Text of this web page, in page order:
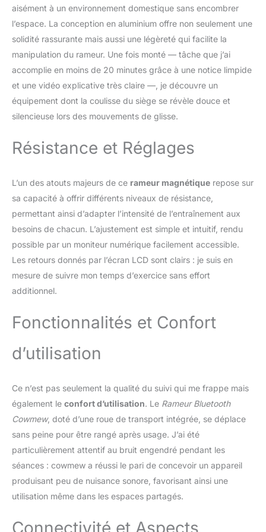
une stabilité accrues. Avec une capacité de
charge allant jusqu'à 158 kg et une longueur
de rail de 165 cm, il convient aux personnes
mesurant jusqu'à 1,93 m. Système
d'inertie de 5,5 kg et d'une résistance allant
jusqu'à 32 kg, ce système assure une force
magnétique puissante et un aviron quasi
silencieux. Entraînez-vous chez vous à tout
corps: Le rameur Merach sollicite 90 % des
des calories et vous aide à perdre du poids
rapidement tout en sollicitant vos bras, vos
jambes, votre ventre, votre dos et vos
fessiers.
aisément à un environnement domestique sans encombrer
l’espace. La conception en aluminium offre non seulement une
solidité rassurante mais aussi une légèreté qui facilite la
manipulation du rameur. Une fois monté — tâche que j’ai
accomplie en moins de 20 minutes grâce à une notice limpide
et une vidéo explicative très claire —, je découvre un
équipement dont la coulisse du siège se révèle douce et
silencieuse lors des mouvements de glisse.
Résistance et Réglages
L’un des atouts majeurs de ce rameur magnétique repose sur
sa capacité à offrir différents niveaux de résistance,
permettant ainsi d’adapter l’intensité de l’entraînement aux
besoins de chacun. L’ajustement est simple et intuitif, rendu
possible par un moniteur numérique facilement accessible.
Les retours donnés par l’écran LCD sont clairs : je suis en
mesure de suivre mon temps d’exercice sans effort
additionnel.
Fonctionnalités et Confort
d’utilisation
Ce n’est pas seulement la qualité du suivi qui me frappe mais
également le confort d’utilisation. Le Rameur Bluetooth
Cowmew, doté d’une roue de transport intégrée, se déplace
sans peine pour être rangé après usage. J’ai été
particulièrement attentif au bruit engendré pendant les
séances : cowmew a réussi le pari de concevoir un appareil
produisant peu de nuisance sonore, favorisant ainsi une
utilisation même dans les espaces partagés.
Connectivité et Aspects